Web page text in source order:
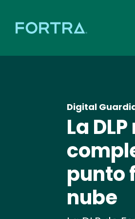
Digital
La
punto
nube